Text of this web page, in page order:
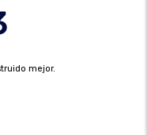
mejor.